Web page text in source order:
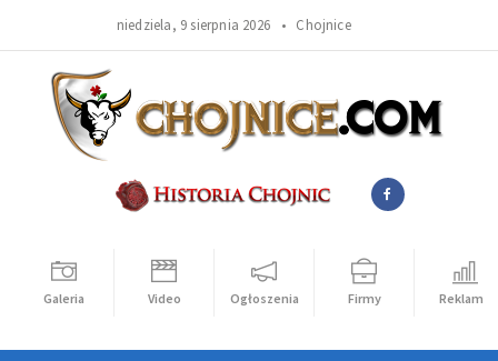
niedziela, 9 sierpnia 2026 • Chojnice
Galeria Video Ogłoszenia Firmy Reklama